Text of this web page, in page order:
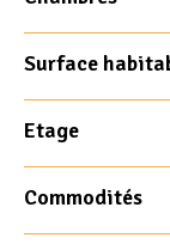
Surface
Etage
Commodités